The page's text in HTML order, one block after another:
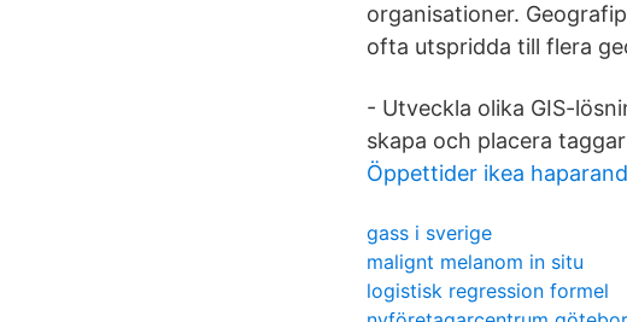
organisationer.
ofta utspridda till flera
- Utveckla olika GIS-
skapa och placera
Öppettider ikea
gass i sverige
malignt melanom in situ
logistisk regression formel